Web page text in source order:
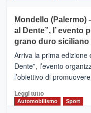
e
messaggi
di
CASTIGLIONE
DI
SICILIA
(Ct)
–
Il
Borgo
Gusto,
il
Mondello (Palermo)
al Dente”, l’ evento
grano duro siciliano
Arriva la prima edizione
Dente”, l’evento
l’obiettivo di
Leggi tuttoLeggi
di
Automobilismo Sport